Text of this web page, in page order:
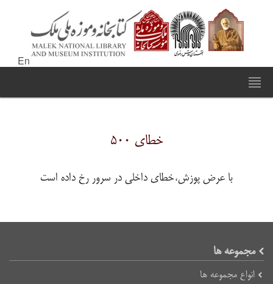
En
خطای ۵۰۰
با عرض پوزش،خطای داخلی در سرور رخ داده است
مجموعه ها
انواع مجموعه ها